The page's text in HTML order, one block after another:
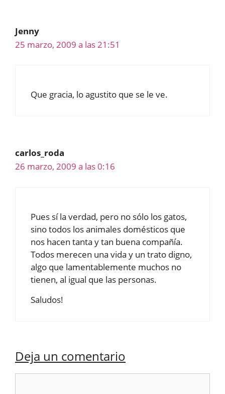
Jenny
25 marzo, 2009 a las 21:51
Que gracia, lo agustito que se le ve.
carlos_roda
26 marzo, 2009 a las 0:16
Pues sí la verdad, pero no sólo los gatos,
sino todos los animales domésticos que
nos hacen tanta y tan buena compañía.
Todos merecen una vida y un trato digno,
algo que lamentablemente muchos no
tienen, al igual que las personas.
Saludos!
Deja un comentario